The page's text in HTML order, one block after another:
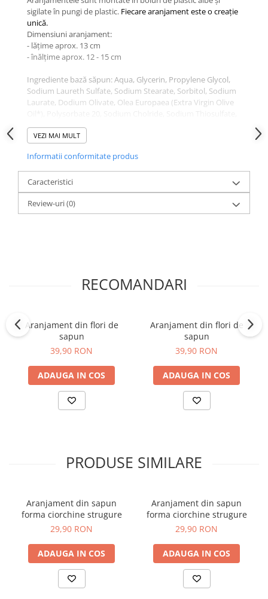
sigilate în pungi de plastic. Fiecare aranjament este o creație
unică.
Dimensiuni aranjament:
- lățime aprox. 13 cm
- înălțime aprox. 12 - 15 cm
Ingrediente bază săpun: Aqua, Glycerin, Propylene Glycol,
Sodium Laureth Sulfate, Sodium Stearate, Sorbitol, Sodium
Laurate, Dodium Olivate, Olea Europaea (Extra Virgin Olive
Etidronic Acid
Produs vândut deAccesoriitopone.ro
Calitate și garanție
Mai multe
informații:0773.944.335/office@accesoriitopone.ro
Prețurile afișate conțin T.V.A.
VEZI MAI MULT
Informatii conformitate produs
Caracteristici
Review-uri(0)
RECOMANDARI
Aranjament din flori de
sapun
39,90 RON
ADAUGA IN COS
Aranjament din flori de
sapun
39,90 RON
ADAUGA IN COS
PRODUSE SIMILARE
Aranjament din sapun
forma ciorchine strugure
29,90 RON
ADAUGA IN COS
Aranjament din sapun
forma ciorchine strugure
29,90 RON
ADAUGA IN COS